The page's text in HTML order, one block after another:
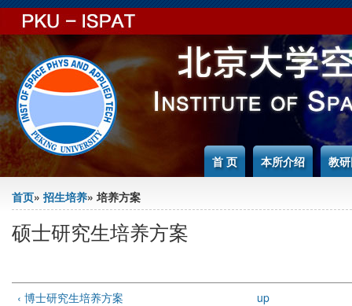
Jump to Content
首 页 本所介绍 教
You are here
首页» 招生培养» 培养方案
硕士研究生培养方案
‹ 博士研究生培养方案 up